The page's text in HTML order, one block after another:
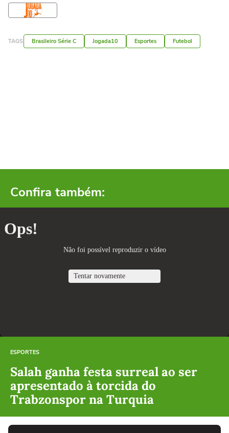
TAGS Brasileiro Série C Jogada10 Esportes Futebol
Confira também:
ESPORTES
Salah ganha festa surreal ao ser
apresentado à torcida do
Trabzonspor na Turquia